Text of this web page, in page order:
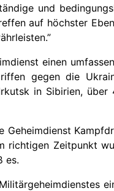
und
auf höchster
einen
gegen die
in Sibirien,
richtigen Zeitpunkt
es.